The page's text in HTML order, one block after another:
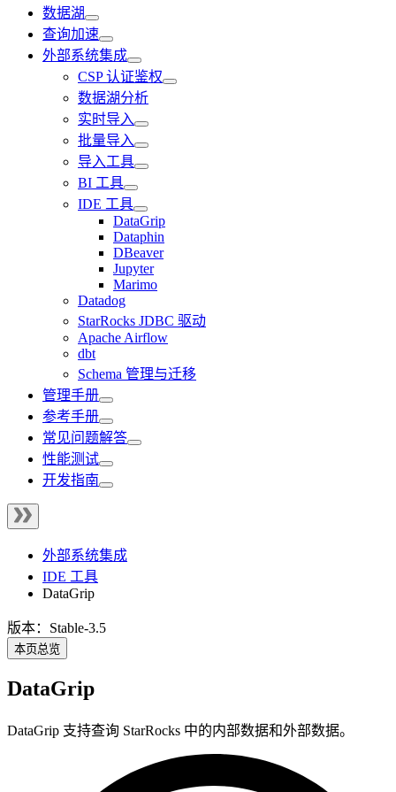
数据湖
查询加速
外部系统集成
CSP 认证鉴权
数据湖分析
实时导入
批量导入
导入工具
BI 工具
IDE 工具
DataGrip
Dataphin
DBeaver
Jupyter
Marimo
Datadog
StarRocks JDBC 驱动
Apache Airflow
dbt
Schema 管理与迁移
管理手册
参考手册
常见问题解答
性能测试
开发指南
外部系统集成
IDE 工具
DataGrip
版本：Stable-3.5
本页总览
DataGrip
DataGrip 支持查询 StarRocks 中的内部数据和外部数据。